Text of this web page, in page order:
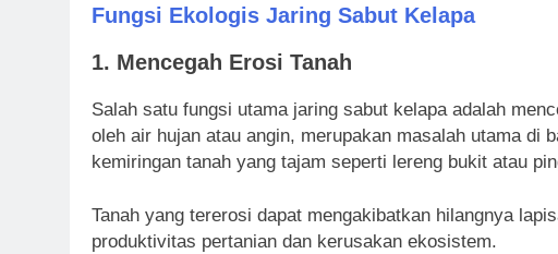
Fungsi Ekologis Jaring Sabut Kelapa
1. Mencegah Erosi Tanah
Salah satu fungsi utama jaring sabut kelapa adalah
oleh air hujan atau angin, merupakan masalah utama di
kemiringan tanah yang tajam seperti lereng bukit atau
Tanah yang tererosi dapat mengakibatkan hilangnya
produktivitas pertanian dan kerusakan ekosistem.